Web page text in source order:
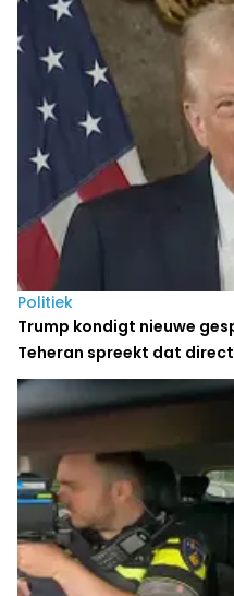
Politiek
Trump kondigt nieuwe
Teheran spreekt dat